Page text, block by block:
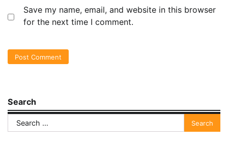
Save my name, email, and website in this browser
for the next time I comment.
Search
Search
for: